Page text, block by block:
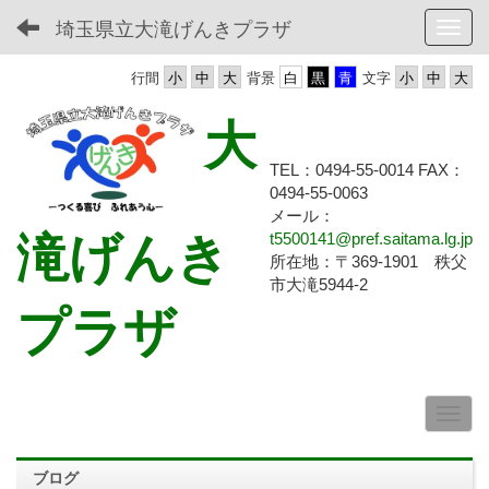
埼玉県立大滝げんきプラザ
文字
背景
行間
大
滝げんき
プラザ
TEL：0494-55-0014 FAX：
0494-55-0063
メール：
t5500141@pref.saitama.lg.jp
所在地：〒369-1901 秩父
市大滝5944-2
ブログ